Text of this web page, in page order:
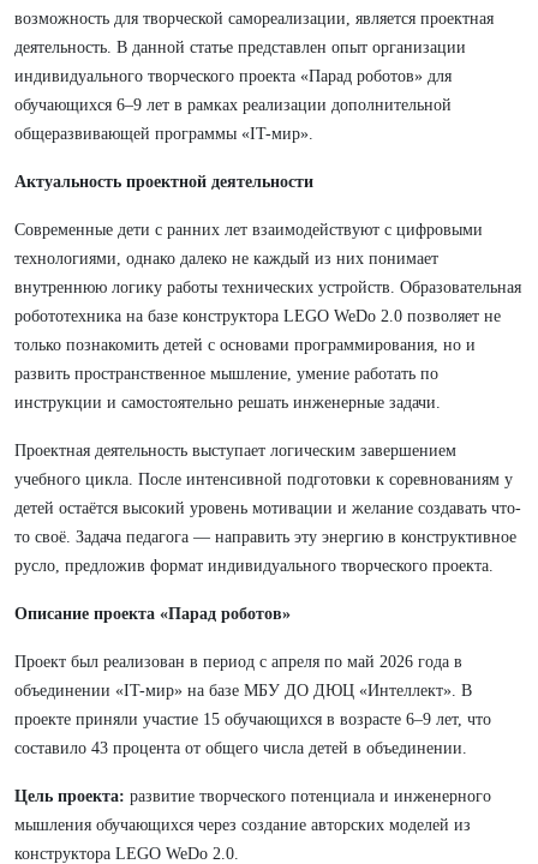
возможность для творческой самореализации, является проектная
деятельность. В данной статье представлен опыт организации
индивидуального творческого проекта «Парад роботов» для
обучающихся 6–9 лет в рамках реализации дополнительной
общеразвивающей программы «IT-мир».
Актуальность проектной деятельности
Современные дети с ранних лет взаимодействуют с цифровыми
технологиями, однако далеко не каждый из них понимает
внутреннюю логику работы технических устройств. Образовательная
робототехника на базе конструктора LEGO WeDo 2.0 позволяет не
только познакомить детей с основами программирования, но и
развить пространственное мышление, умение работать по
инструкции и самостоятельно решать инженерные задачи.
Проектная деятельность выступает логическим завершением
учебного цикла. После интенсивной подготовки к соревнованиям у
детей остаётся высокий уровень мотивации и желание создавать что-
то своё. Задача педагога — направить эту энергию в конструктивное
русло, предложив формат индивидуального творческого проекта.
Описание проекта «Парад роботов»
Проект был реализован в период с апреля по май 2026 года в
объединении «IT-мир» на базе МБУ ДО ДЮЦ «Интеллект». В
проекте приняли участие 15 обучающихся в возрасте 6–9 лет, что
составило 43 процента от общего числа детей в объединении.
Цель проекта: развитие творческого потенциала и инженерного
мышления обучающихся через создание авторских моделей из
конструктора LEGO WeDo 2.0.